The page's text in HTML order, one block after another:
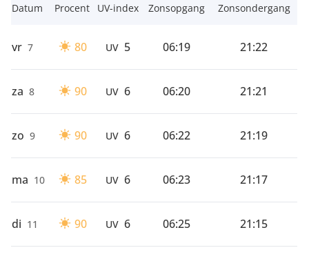
Datum Procent UV-index Zonsopgang Zonsondergang
vr 7 80 UV 5 06:19 21:22
za 8 90 UV 6 06:20 21:21
zo 9 90 UV 6 06:22 21:19
ma 10 85 UV 6 06:23 21:17
di 11 90 UV 6 06:25 21:15